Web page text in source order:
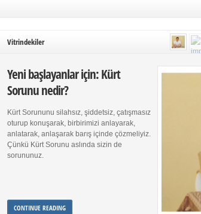
Vitrindekiler
Yeni başlayanlar için: Kürt
Sorunu nedir?
Kürt Sorununu silahsız, şiddetsiz, çatışmasız
oturup konuşarak, birbirimizi anlayarak,
anlatarak, anlaşarak barış içinde çözmeliyiz.
Çünkü Kürt Sorunu aslında sizin de
sorununuz.
CONTINUE READING